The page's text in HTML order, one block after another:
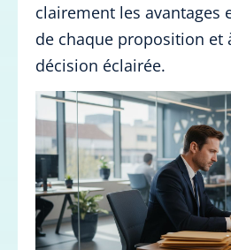
clairement les avantages
de chaque proposition et
décision éclairée.